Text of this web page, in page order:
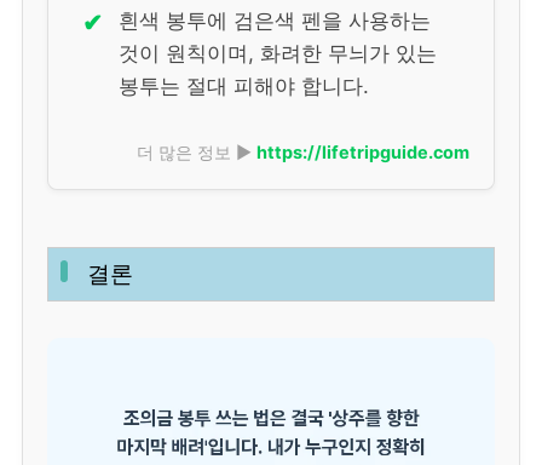
✔
흰색 봉투에 검은색 펜을 사용하는
것이 원칙이며, 화려한 무늬가 있는
봉투는 절대 피해야 합니다.
더 많은 정보 ▶ https://lifetripguide.com
결론